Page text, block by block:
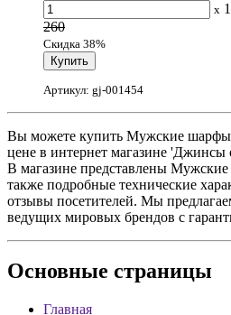
x
260
Скидка 38%
Артикул: gj-001454
Вы можете купить Мужские шарфы
цене в интернет магазине 'Джинсы
В магазине представлены
также подробные технические
отзывы посетителей. Мы
ведущих мировых брендов с
Основные страницы
Главная